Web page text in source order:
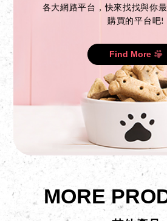
各大網路平台，快來找找與你
購買的平台吧!
Find More
MORE